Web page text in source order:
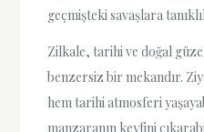
geçmişteki savaşlara
Zilkale, tarihi ve doğal
benzersiz bir mekandır.
hem tarihi atmosferi
manzaranın keyfini